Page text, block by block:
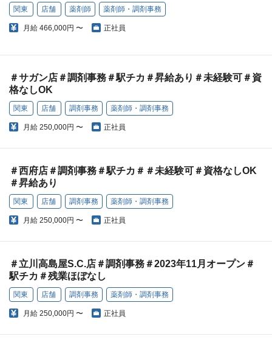
関東 店舗 薬剤師 薬剤師・調剤事務
月給 466,000円 〜 正社員
＃サガン店＃調剤事務＃駅チカ＃昇給あり＃未経験可＃資
格なしOK
関東 店舗 調剤事務 薬剤師・調剤事務
月給 250,000円 〜 正社員
＃西府店＃調剤事務＃駅チカ＃＃未経験可＃資格なしOK
＃昇給あり
関東 店舗 調剤事務 薬剤師・調剤事務
月給 250,000円 〜 正社員
＃立川高島屋S.C.店＃調剤事務＃2023年11月オープン＃
駅チカ＃残業ほぼなし
関東 店舗 調剤事務 薬剤師・調剤事務
月給 250,000円 〜 正社員